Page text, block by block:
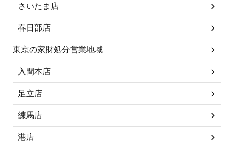
さいたま店
春日部店
東京の家財処分営業地域
入間本店
足立店
練馬店
港店